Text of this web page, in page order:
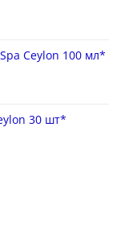
Ceylon 100 мл*
30 шт*